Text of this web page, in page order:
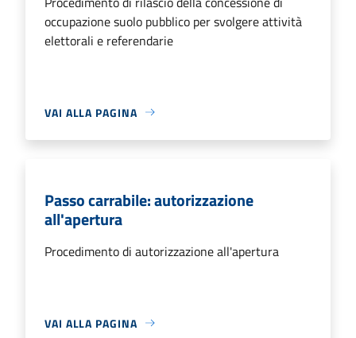
occupazione suolo pubblico per svolgere attività
elettorali e referendarie
VAI ALLA PAGINA
Passo carrabile: autorizzazione
all'apertura
Procedimento di autorizzazione all'apertura
VAI ALLA PAGINA